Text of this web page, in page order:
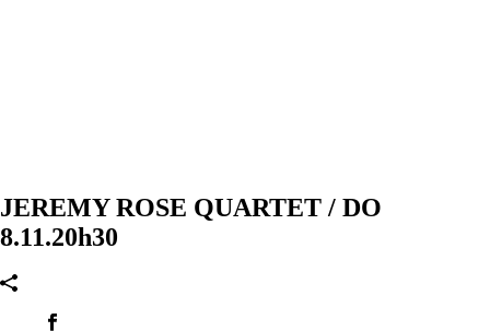
JEREMY ROSE QUARTET / DO
8.11.20h30